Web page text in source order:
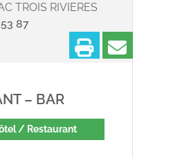
TROIS RIVIERES
87
– BAR
/ Restaurant